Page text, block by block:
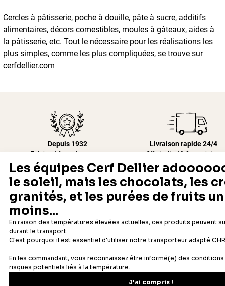
Cercles à pâtisserie, poche à douille, pâte à sucre, additifs
alimentaires, décors comestibles, moules à gâteaux, aides à
la pâtisserie, etc. Tout le nécessaire pour les réalisations les
plus simples, comme les plus compliquées, se trouve sur
cerfdellier.com
Depuis 1932
Fabricant français reconnu
Livraison rapide 24/48h
Offerte dès 69 € en point
Newsletter
Recevez les recettes, astuces et offres spéciales.
S'inscrire